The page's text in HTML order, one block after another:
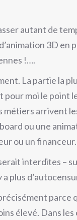
autant de
3D
!….
La partie la
pour moi le
arrivent
ou une
ou un
interdites –
plus
parce
élevé. Dans